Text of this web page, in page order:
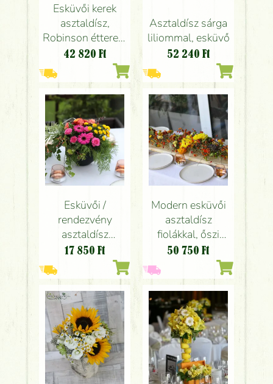
Esküvői kerek
asztaldísz,
Robinson étterem
Budapest
(orchidea, rózsa,
kála, hortenzia,
sárga, narancs)
42 820 Ft
Asztaldísz sárga
liliommal, esküvő
52 240 Ft
Esküvői /
rendezvény
asztaldísz
intenzív nyárias
színekkel, kerámia
kaspóban
(Novotel
Budapest) (pink,
sárga, narancs,
rózsa, gerbera,
szegfű)
17 850 Ft
Modern esküvői
asztaldísz
fiolákkal, őszi
virágokkal (krizi,
narancs, sárga,
bordó)
50 750 Ft